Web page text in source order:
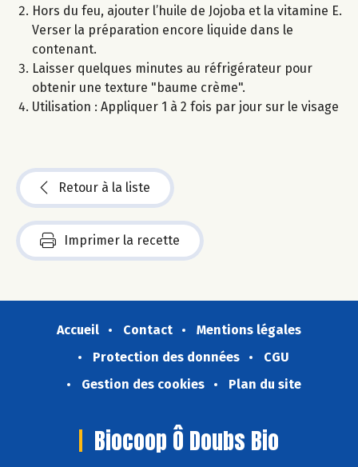
Hors du feu, ajouter l’huile de Jojoba et la vitamine E.
Verser la préparation encore liquide dans le
contenant.
Laisser quelques minutes au réfrigérateur pour
obtenir une texture "baume crème".
Utilisation : Appliquer 1 à 2 fois par jour sur le visage
Retour à la liste
Imprimer la recette
Accueil Contact
Mentions légales
Protection des données
CGU
Gestion des cookies
Plan du site
Biocoop Ô Doubs Bio